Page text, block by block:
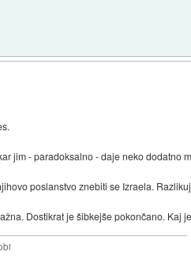
jim - paradoksalno - daje neko dodatno
poslanstvo znebiti se Izraela.
Dostikrat je šibkejše pokončano. Kaj